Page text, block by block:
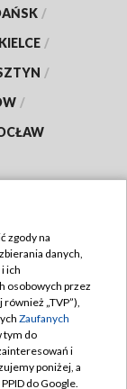
/
KIELCE /
/
/
zgody na
danych,
ich
osobowych przez
„TVP”),
Zaufanych
tym do
i
poniżej, a
do Google.